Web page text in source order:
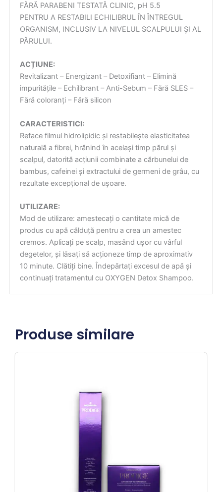
FĂRĂ PARABENI TESTATĂ CLINIC, pH 5.5
PENTRU A RESTABILI ECHILIBRUL ÎN ÎNTREGUL
ORGANISM, INCLUSIV LA NIVELUL SCALPULUI ȘI AL
PĂRULUI.
ACȚIUNE:
Revitalizant – Energizant – Detoxifiant – Elimină
impuritățile – Echilibrant – Anti-Sebum – Fără SLES –
Fără coloranți – Fără silicon
CARACTERISTICI:
Reface filmul hidrolipidic și restabilește elasticitatea
naturală a fibrei, hrănind în același timp părul și
scalpul, datorită acțiunii combinate a cărbunelui de
bambus, cafeinei și extractului de germeni de grâu, cu
rezultate excepțional de ușoare.
UTILIZARE:
Mod de utilizare: amestecați o cantitate mică de
produs cu apă călduță pentru a crea un amestec
cremos. Aplicați pe scalp, masând ușor cu vârful
degetelor, și lăsați să acționeze timp de aproximativ
10 minute. Clătiți bine. Îndepărtați excesul de apă și
continuați tratamentul cu OXYGEN Detox Shampoo.
Produse similare